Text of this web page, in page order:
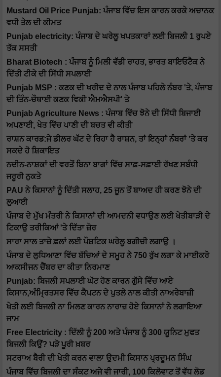
Mustard Oil Price Punjab: ਪੰਜਾਬ ਵਿੱਚ ਇਸ ਕਾਰਨ ਕਰਕੇ ਅਚਾਨਕ
ਵਧੀ ਤੇਲ ਦੀ ਕੀਮਤ
Punjab electricity: ਪੰਜਾਬ ਦੇ ਘਰੇਲੂ ਖਪਤਕਾਰਾਂ ਲਈ ਬਿਜਲੀ 1 ਰੁਪਏ
ਤੱਕ ਸਸਤੀ
Bharat Biotech : ਪੰਜਾਬ ਨੂੰ ਮਿਲੀ ਵੱਡੀ ਰਾਹਤ, ਭਾਰਤ ਬਾਇਓਟੈਕ ਨੇ
ਦਿੱਤੀ ਟੀਕੇ ਦੀ ਸਿੱਧੀ ਸਪਲਾਈ
Punjab MSP : ਕਣਕ ਦੀ ਖਰੀਦ ਦੇ ਨਾਲ ਪੰਜਾਬ ਪਹਿਲੇ ਨੰਬਰ 'ਤੇ, ਪੰਜਾਬ
ਦੀ ਤਿੰਨ-ਚੌਥਾਈ ਕਣਕ ਵਿਕੀ ਐਮਐਸਪੀ' ਤੇ
Punjab Agriculture News : ਪੰਜਾਬ ਵਿੱਚ ਝੋਨੇ ਦੀ ਸਿੱਧੀ ਬਿਜਾਈ
ਅਪਣਾਈ, ਖੇਤ ਵਿੱਚ ਪਾਣੀ ਦੀ ਬਚਤ ਵੀ ਕੀਤੀ
ਰਾਸ਼ਨ ਕਾਰਡ:ਜੇ ਡੀਲਰ ਘੱਟ ਦੇ ਰਿਹਾ ਹੈ ਰਾਸ਼ਨ, ਤਾਂ ਇਨ੍ਹਾਂ ਨੰਬਰਾਂ 'ਤੇ ਕਰ
ਸਕਦੇ ਹੋ ਸ਼ਿਕਾਇਤ
ਨਦੀਨ-ਨਾਸ਼ਕਾਂ ਦੀ ਵਰਤੋਂ ਬਿਨਾ ਬਾਗਾਂ ਵਿੱਚ ਸਾਫ਼-ਸਫ਼ਾਈ ਰੱਖਣ ਸਬੰਧੀ
ਜਰੂਰੀ ਨੁਕਤੇ
PAU ਨੇ ਕਿਸਾਨਾਂ ਨੂੰ ਦਿੱਤੀ ਸਲਾਹ, 25 ਜੂਨ ਤੋਂ ਬਾਅਦ ਹੀ ਕਰਣ ਝੋਨੇ ਦੀ
ਲੁਆਈ
ਪੰਜਾਬ ਦੇ ਮੁੱਖ ਮੰਤਰੀ ਨੇ ਕਿਸਾਨਾਂ ਦੀ ਆਮਦਨੀ ਵਧਾਉਣ ਲਈ ਖੇਤੀਬਾੜੀ ਦੇ
ਟਿਕਾਉ ਤਰੀਕਿਆਂ 'ਤੇ ਦਿੱਤਾ ਜ਼ੋਰ
ਸਾਰਾ ਸਾਲ ਤਾਜ਼ੇ ਫ਼ਲਾਂ ਲਈ ਪੌਸ਼ਟਿਕ ਘਰੇਲੂ ਬਗੀਚੀ ਲਗਾਉ ।
ਪੰਜਾਬ ਦੇ ਲੁਧਿਆਣਾ ਵਿੱਚ ਬੱਚਿਆਂ ਦੇ ਸਮੂਹ ਨੇ 750 ਰੁੱਖ ਲਗਾ ਕੇ ਮਾਈਕਰੋ
ਆਕਸੀਜਨ ਚੈਂਬਰ ਦਾ ਕੀਤਾ ਨਿਰਮਾਣ
Punjab: ਬਿਜਲੀ ਸਪਲਾਈ ਘੱਟ ਹੋਣ ਕਾਰਨ ਗੁੱਸੇ ਵਿੱਚ ਆਏ
ਕਿਸਾਨ,ਅੰਮ੍ਰਿਤਸਰ ਵਿੱਚ ਕੈਪਟਨ ਦੇ ਪੁਤਲੇ ਨਾਲ ਕੀਤੀ ਨਾਅਰੇਬਾਜ਼ੀ
ਖੇਤੀ ਲਈ ਬਿਜਲੀ ਨਾ ਮਿਲਣ ਕਾਰਨ ਨਾਰਾਜ਼ ਹੋਏ ਕਿਸਾਨਾਂ ਨੇ ਲਗਾਇਆ
ਜਾਮ
Free Electricity : ਦਿੱਲੀ ਨੂੰ 200 ਅਤੇ ਪੰਜਾਬ ਨੂੰ 300 ਯੂਨਿਟ ਮੁਫਤ
ਬਿਜਲੀ ਕਿਉਂ? ਪੜੋ ਪੂਰੀ ਖ਼ਬਰ
ਸਟਰਾਅ ਬੈਰੀ ਦੀ ਖੇਤੀ ਕਰਨ ਵਾਲਾ ਉੁਦਮੀ ਕਿਸਾਨ ਪ੍ਰਦੂਮਨ ਸਿੰਘ
ਪੰਜਾਬ ਵਿੱਚ ਬਿਜਲੀ ਦਾ ਸੰਕਟ ਅਜੇ ਵੀ ਜਾਰੀ, 100 ਕਿਲੋਵਾਟ ਤੋਂ ਵੱਧ ਲੋਡ